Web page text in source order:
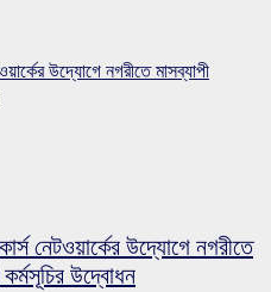
উদ্যোগে নগরীতে মাসব্যাপী
নেটওয়ার্কের উদ্যোগে নগরীতে
কর্মসূচির উদ্বোধন